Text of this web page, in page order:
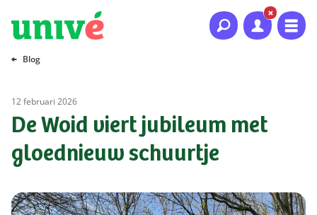
Naar hoofdinhoud
Naar hoofdnavigatie
Naar footer
Blog
12 februari 2026
De Woid viert jubileum met
gloednieuw schuurtje